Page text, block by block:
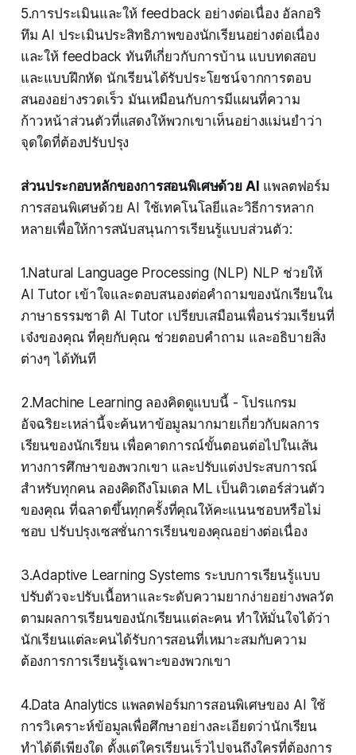
5.การประเมินและให้ feedback อย่างต่อเนื่อง อัลกอริ
ทึม AI ประเมินประสิทธิภาพของนักเรียนอย่างต่อเนื่อง
และให้ feedback ทันทีเกี่ยวกับการบ้าน แบบทดสอบ
และแบบฝึกหัด นักเรียนได้รับประโยชน์จากการตอบ
สนองอย่างรวดเร็ว มันเหมือนกับการมีแผนที่ความ
ก้าวหน้าส่วนตัวที่แสดงให้พวกเขาเห็นอย่างแม่นยำว่า
จุดใดที่ต้องปรับปรุง
ส่วนประกอบหลักของการสอนพิเศษด้วย AI แพลตฟอร์ม
การสอนพิเศษด้วย AI ใช้เทคโนโลยีและวิธีการหลาก
หลายเพื่อให้การสนับสนุนการเรียนรู้แบบส่วนตัว:
1.Natural Language Processing (NLP) NLP ช่วยให้
AI Tutor เข้าใจและตอบสนองต่อคำถามของนักเรียนใน
ภาษาธรรมชาติ AI Tutor เปรียบเสมือนเพื่อนร่วมเรียนที่
เจ๋งของคุณ ที่คุยกับคุณ ช่วยตอบคำถาม และอธิบายสิ่ง
ต่างๆ ได้ทันที
2.Machine Learning ลองคิดดูแบบนี้ - โปรแกรม
อัจฉริยะเหล่านี้จะค้นหาข้อมูลมากมายเกี่ยวกับผลการ
เรียนของนักเรียน เพื่อคาดการณ์ขั้นตอนต่อไปในเส้น
ทางการศึกษาของพวกเขา และปรับแต่งประสบการณ์
สำหรับทุกคน ลองคิดถึงโมเดล ML เป็นติวเตอร์ส่วนตัว
ของคุณ ที่ฉลาดขึ้นทุกครั้งที่คุณให้คะแนนชอบหรือไม่
ชอบ ปรับปรุงเซสชั่นการเรียนของคุณอย่างต่อเนื่อง
3.Adaptive Learning Systems ระบบการเรียนรู้แบบ
ปรับตัวจะปรับเนื้อหาและระดับความยากง่ายอย่างพลวัต
ตามผลการเรียนของนักเรียนแต่ละคน ทำให้มั่นใจได้ว่า
นักเรียนแต่ละคนได้รับการสอนที่เหมาะสมกับความ
ต้องการการเรียนรู้เฉพาะของพวกเขา
4.Data Analytics แพลตฟอร์มการสอนพิเศษของ AI ใช้
การวิเคราะห์ข้อมูลเพื่อศึกษาอย่างละเอียดว่านักเรียน
ทำได้ดีเพียงใด ตั้งแต่ใครเรียนเร็วไปจนถึงใครที่ต้องการ